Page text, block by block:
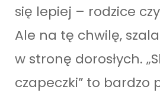
się lepiej – rodzice
Ale na tę chwilę,
w stronę dorosłych.
czapeczki” to bardzo